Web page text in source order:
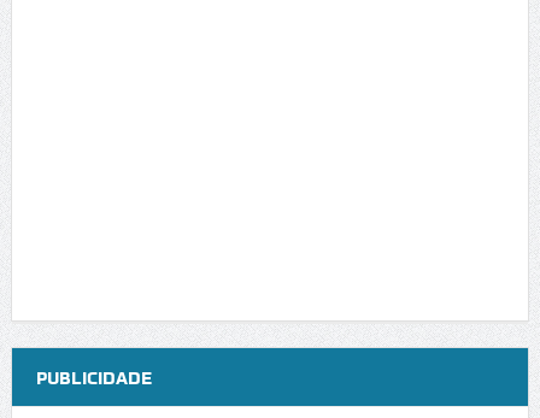
PUBLICIDADE